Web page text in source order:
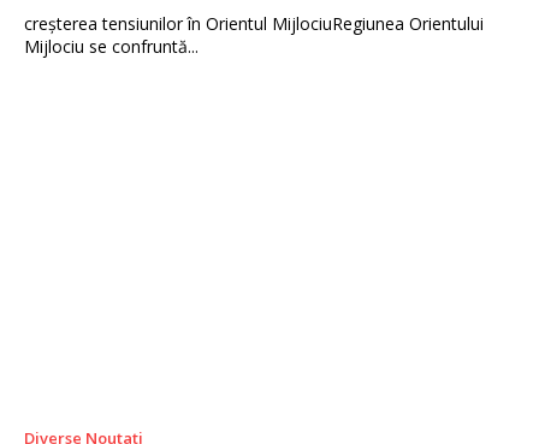
creșterea tensiunilor în Orientul MijlociuRegiunea Orientului
Mijlociu se confruntă...
Diverse Noutati